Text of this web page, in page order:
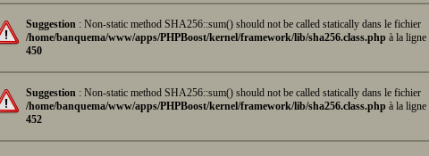
Suggestion : Non-static method SHA256::sum() should not be called statically dans le fichier
/home/banquema/www/apps/PHPBoost/kernel/framework/lib/sha256.class.php à la ligne
450
Suggestion : Non-static method SHA256::sum() should not be called statically dans le fichier
/home/banquema/www/apps/PHPBoost/kernel/framework/lib/sha256.class.php à la ligne
452